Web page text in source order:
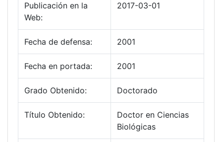
Publicación en la
Web:
2017-03-01
Fecha de defensa: 2001
Fecha en portada: 2001
Grado Obtenido: Doctorado
Título Obtenido:
Doctor en Ciencias
Biológicas